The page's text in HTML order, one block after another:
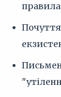
правила